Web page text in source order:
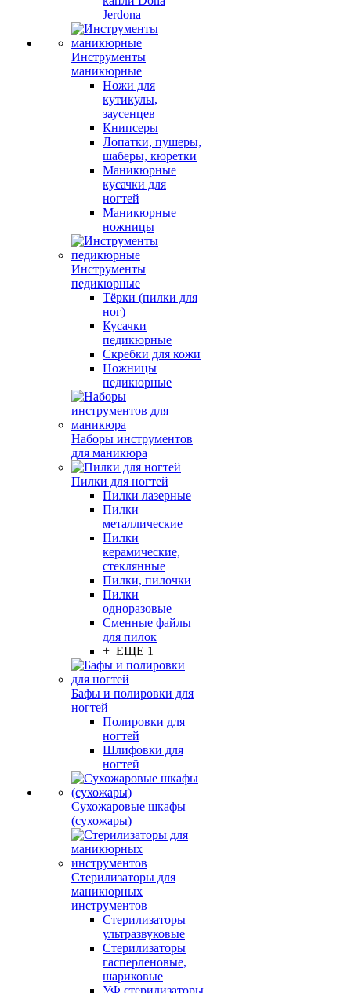
Jerdona
Инструменты
маникюрные
Ножи для
кутикулы,
заусенцев
Книпсеры
Лопатки, пушеры,
шаберы, кюретки
Маникюрные
кусачки для
ногтей
Маникюрные
ножницы
Инструменты
педикюрные
Тёрки (пилки для
ног)
Кусачки
педикюрные
Скребки для кожи
Ножницы
педикюрные
Наборы инструментов
для маникюра
Пилки для ногтей
Пилки лазерные
Пилки
металлические
Пилки
керамические,
стеклянные
Пилки, пилочки
Пилки
одноразовые
Сменные файлы
для пилок
+ ЕЩЕ 1
Бафы и полировки для
ногтей
Полировки для
ногтей
Шлифовки для
ногтей
Сухожаровые шкафы
(сухожары)
Стерилизаторы для
маникюрных
инструментов
Стерилизаторы
ультразвуковые
Стерилизаторы
гасперленовые,
шариковые
УФ стерилизаторы